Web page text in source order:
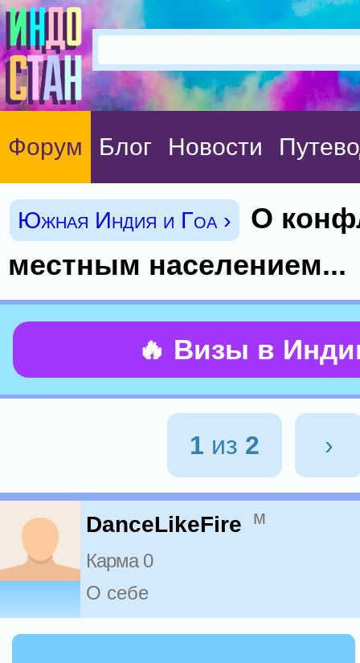
Форум Блог Новости
Южная Индия и Гоа ›
О
местным населением...
🔥 Визы в
1 из 2 ›
DanceLikeFire м
Карма 0
О себе